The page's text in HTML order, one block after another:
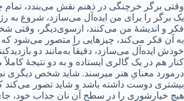
وقتی برگر خرچنگی در ذهنم نقش می‌بندد، تمام
یک برگر را برای من ایده‌آل می‌سازد، شروع به
فکر و اندیشۀ من می‌کنند، ازسوی‌دیگر، وقتی
به آن فکر می‌کند، چیزهایی را متصور می‌شود که
خودش ایده‌آل می‌سازد، دقیقاً به‌مانند دو
کنار هم در یک گالری ایستاده و به دو نتیجۀ
درمورد معنایِ هنر میرسند. شاید شخص
بیشتری دوست داشته باشد و شاید تصور می‌کند
هیچ خیارشوری را در سطحِ آن نانِ جذاب خود،